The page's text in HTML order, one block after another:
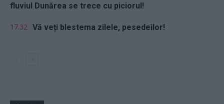
fluviul Dunărea se trece cu piciorul!
17.32 Vă veți blestema zilele, pesedeilor!